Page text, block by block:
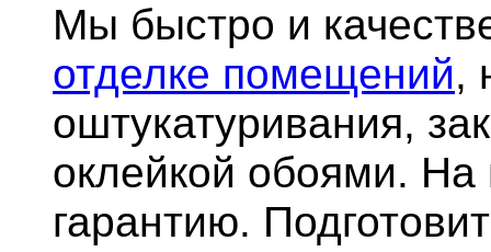
Мы быстро и
отделке помещений,
оштукатуривания,
оклейкой обоями.
гарантию.